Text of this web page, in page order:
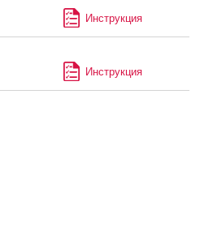
Инструкция
Инструкция